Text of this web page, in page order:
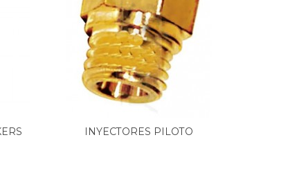
INYECTORES PILOTO